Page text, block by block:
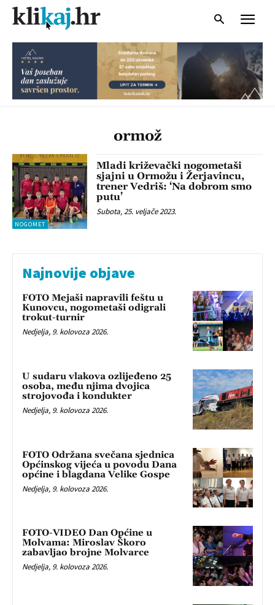
ormož
NOGOMET
Mladi križevački nogometaši
sjajni u Ormožu i Žerjavincu,
trener Vedriš: ‘Na dobrom smo
putu’
Subota, 25. veljače 2023.
Najnovije objave
FOTO Mejaši napravili feštu u
Kunovcu, nogometaši odigrali
trokut-turnir
Nedjelja, 9. kolovoza 2026.
U sudaru vlakova ozlijeđeno 25
osoba, među njima dvojica
strojovođa i kondukter
Nedjelja, 9. kolovoza 2026.
FOTO Održana svečana sjednica
Općinskog vijeća u povodu Dana
općine i blagdana Velike Gospe
Nedjelja, 9. kolovoza 2026.
FOTO-VIDEO Dan Općine u
Molvama: Miroslav Škoro
zabavljao brojne Molvarce
Nedjelja, 9. kolovoza 2026.